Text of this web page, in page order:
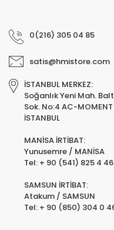
0(216) 305 04 85
satis@hmistore.com
İSTANBUL MERKEZ:
Soğanlık Yeni Mah.
Sok. No:4 AC-
İSTANBUL
MANİSA İRTİBAT:
Yunusemre / MANİSA
Tel: + 90 (541) 825 4
SAMSUN İRTİBAT:
Atakum / SAMSUN
Tel: + 90 (850) 304 0